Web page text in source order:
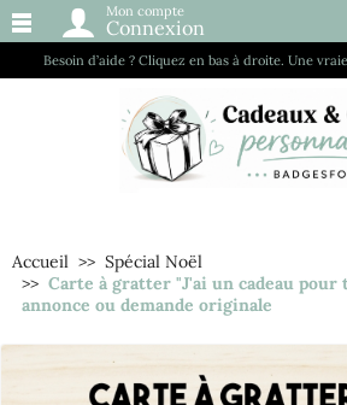
Besoin d’aide ? Cliquez en bas à droite. Une
Mon compte
Connexion
Accueil
Spécial Noël
Carte à gratter "J'ai un cadeau pour
annonce ou demande originale